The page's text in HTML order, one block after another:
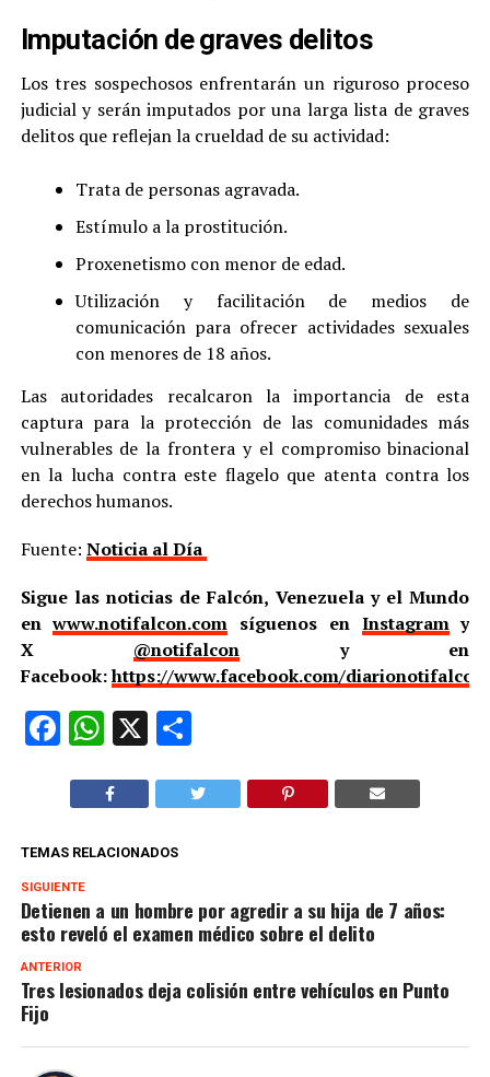
Imputación de graves delitos
Los tres sospechosos enfrentarán un riguroso proceso
judicial y serán imputados por una larga lista de graves
delitos que reflejan la crueldad de su actividad:
Trata de personas agravada.
Estímulo a la prostitución.
Proxenetismo con menor de edad.
Utilización y facilitación de medios de
comunicación para ofrecer actividades sexuales
con menores de 18 años.
Las autoridades recalcaron la importancia de esta
captura para la protección de las comunidades más
vulnerables de la frontera y el compromiso binacional
en la lucha contra este flagelo que atenta contra los
derechos humanos.
Fuente: Noticia al Día
Sigue las noticias de Falcón, Venezuela y el Mundo
enwww.notifalcon.com síguenos en Instagramy
X @notifalcon y en
Facebook:https://www.facebook.com/
Facebook
WhatsApp
X Compartir
TEMAS RELACIONADOS
SIGUIENTE
Detienen a un hombre por agredir a su hija de 7 años:
esto reveló el examen médico sobre el delito
ANTERIOR
Tres lesionados deja colisión entre vehículos en Punto
Fijo